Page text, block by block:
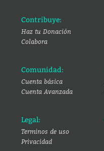
Contribuye:
Haz tu Donación
Colabora
Comunidad:
Cuenta básica
Cuenta Avanzada
Legal:
Terminos de uso
Privacidad